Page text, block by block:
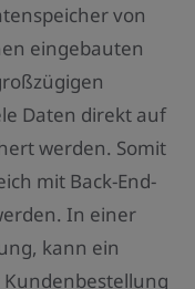
von
eingebauten
Daten direkt auf
werden. Somit
mit Back-End-
In einer
kann ein